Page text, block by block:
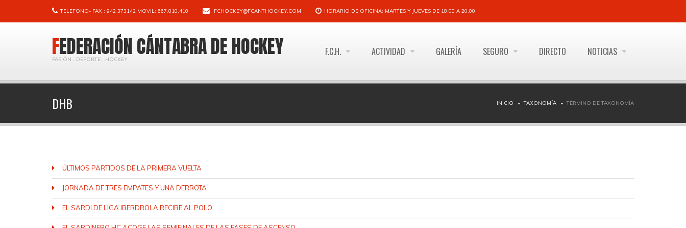
TELEFONO- FAX : 942 373142 MOVIL: 667.810.410 FCHOCKEY@FCANTHOCKEY.COM HORARIO DE OFICINA: MARTES Y JUEVES DE 18,00 A 20,00.
FEDERACIÓN CÁNTABRA DE HOCKEY
PASIÓN...DEPORTE...HOCKEY
F.C.H. ACTIVIDAD GALERÍA SEGURO DIRECTO NOTICIAS
DHB INICIO TAXONOMÍA TÉRMINO DE TAXONOMÍA
ÚLTIMOS PARTIDOS DE LA PRIMERA VUELTA
JORNADA DE TRES EMPATES Y UNA DERROTA
EL SARDI DE LIGA IBERDROLA RECIBE AL POLO